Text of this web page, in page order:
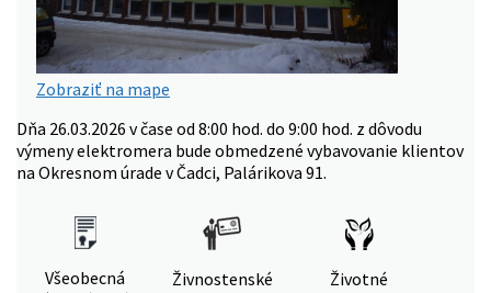
Zobraziť na mape
Dňa 26.03.2026 v čase od 8:00 hod. do 9:00 hod. z dôvodu
výmeny elektromera bude obmedzené vybavovanie klientov
na Okresnom úrade v Čadci, Palárikova 91.
Všeobecná
Živnostenské
Životné